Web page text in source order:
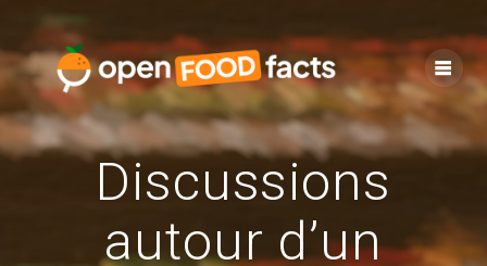
content
Discussions
autour d’un